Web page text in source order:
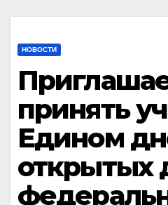
НОВОСТИ
принять
Едином
открытых